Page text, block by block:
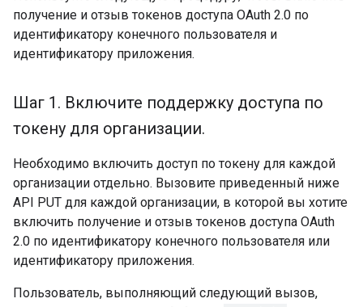
получение и отзыв токенов доступа OAuth 2.0 по
идентификатору конечного пользователя и
идентификатору приложения.
Шаг 1 . Включите поддержку доступа по
токену для организации.
Необходимо включить доступ по токену для каждой
организации отдельно. Вызовите приведенный ниже
API PUT для каждой организации, в которой вы хотите
включить получение и отзыв токенов доступа OAuth
2.0 по идентификатору конечного пользователя или
идентификатору приложения.
Пользователь, выполняющий следующий вызов,